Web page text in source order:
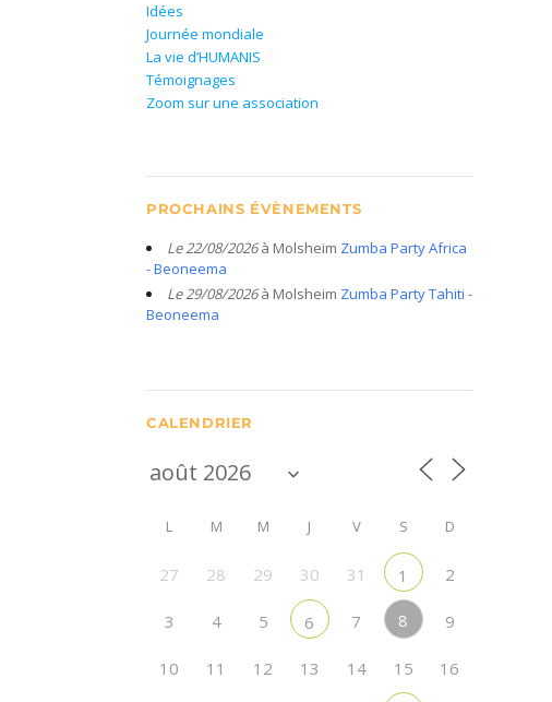
Idées
Journée mondiale
La vie d’HUMANIS
Témoignages
Zoom sur une association
PROCHAINS ÉVÈNEMENTS
Le 22/08/2026à Molsheim Zumba Party Africa
- Beoneema
Le 29/08/2026à Molsheim Zumba Party Tahiti -
Beoneema
CALENDRIER
L M M J V S D
27 28 29 30 31 1 2
3 4 5 6 7 8 9
10 11 12 13 14 15 16